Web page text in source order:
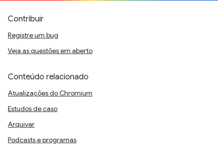
Contribuir
Registre um bug
Veja as questões em aberto
Conteúdo relacionado
Atualizações do Chromium
Estudos de caso
Arquivar
Podcasts e programas